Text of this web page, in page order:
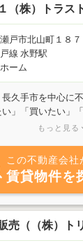
（株）トラス
戸市北山町１８７
線 水野駅
ーム
久手市を中心に
」「買いたい」
何でもお気軽にご
もっと見る
この不動産会社
賃貸物件を
売（（株）ト